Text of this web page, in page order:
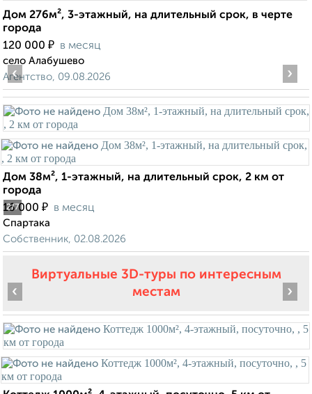
Дом 276м², 3-этажный, на длительный срок, в черте
города
120 000 ₽ в месяц
село Алабушево
Агентство, 09.08.2026
2/7
‹ ›
Дом 38м², 1-этажный, на длительный срок, 2 км от
города
16 000 ₽ в месяц
Спартака
Собственник, 02.08.2026
Виртуальные 3D-туры по интересным
местам
‹ ›